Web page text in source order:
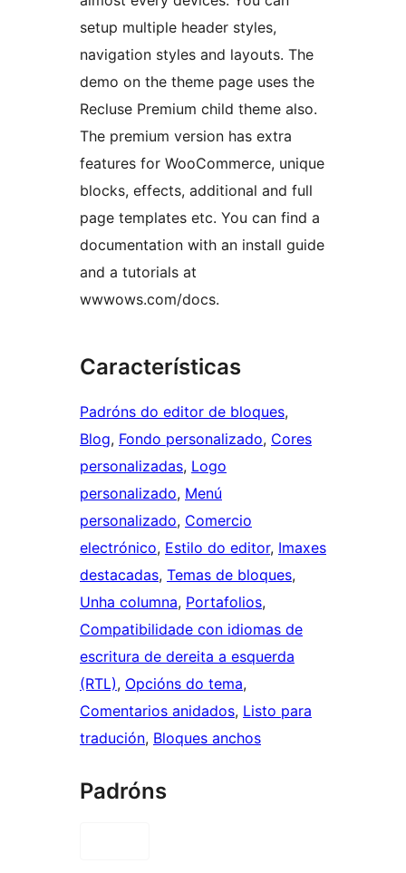
setup multiple header styles,
navigation styles and layouts. The
demo on the theme page uses the
Recluse Premium child theme also.
The premium version has extra
features for WooCommerce, unique
blocks, effects, additional and full
page templates etc. You can find a
documentation with an install guide
and a tutorials at
wwwows.com/docs.
Características
Padróns do editor de bloques
Blog, Fondo personalizado, Cores
personalizadas, Logo
personalizado, Menú
personalizado, Comercio
electrónico, Estilo do editor, Imaxes
destacadas, Temas de bloques
Unha columna, Portafolios
Compatibilidade con idiomas de
escritura de dereita a esquerda
(RTL), Opcións do tema
Comentarios anidados, Listo para
tradución, Bloques anchos
Padróns